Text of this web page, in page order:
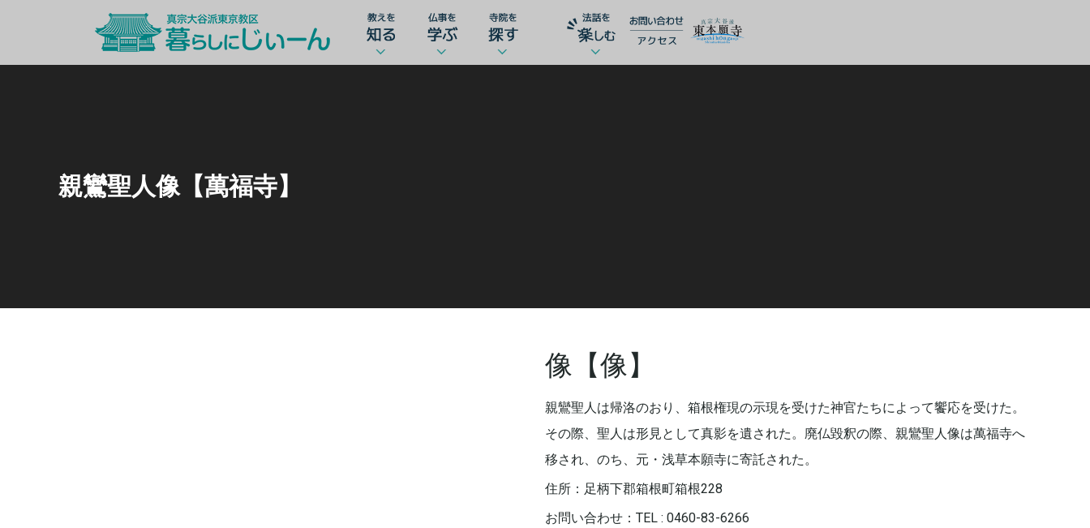
親鸞聖人像【萬福寺】
像【像】
親鸞聖人は帰洛のおり、箱根権現の示現を受けた神官たちによって饗応を受けた。
その際、聖人は形見として真影を遺された。廃仏毀釈の際、親鸞聖人像は萬福寺へ
移され、のち、元・浅草本願寺に寄託された。
住所：足柄下郡箱根町箱根228
お問い合わせ：TEL : 0460-83-6266